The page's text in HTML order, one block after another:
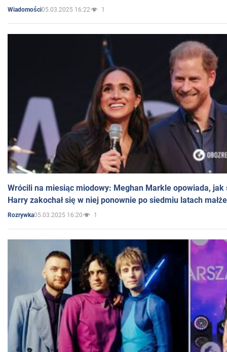
Wiadomości05.03.2025 16:22 1
Wrócili na miesiąc miodowy: Meghan Markle opowiada, jak
Harry zakochał się w niej ponownie po siedmiu latach
Rozrywka05.03.2025 16:20 1